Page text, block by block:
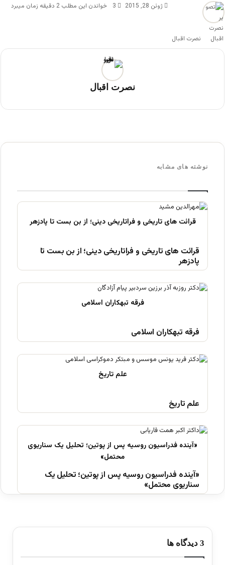
نصرت اقبال
ژوئن 28, 2015 3 خواندن این مطلب 2 دقیقه زمان میبرد
نصرت اقبال
نوشته های مشابه
قرائت های تاریخی و فراتاریخی دینی؛ از بن بست تا
پادزهر
فرقه تبهکاران اسلامی
علم تاریخ
«آینده فدراسیون روسیه پس از پوتین؛ تحلیل یک
سناریوی محتمل»
‫3 دیدگاه ها